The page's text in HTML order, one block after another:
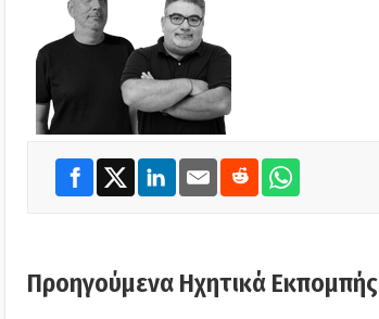
Προηγούμενα Ηχητικά Εκπομπής